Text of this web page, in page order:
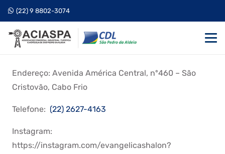
(22) 9 8802-3074
Endereço: Avenida América Central, nº460 – São
Cristovão, Cabo Frio
Telefone: (22) 2627-4163
Instagram:
https://instagram.com/evangelicashalon?